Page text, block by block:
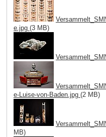
e.jpg (3 MB)
e-Luise-von-Baden.jpg (2 MB)
MB)